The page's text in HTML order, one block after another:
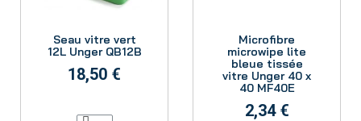
Seau vitre vert
12L Unger QB12B
18,50 €
Microfibre
microwipe lite
bleue tissée
vitre Unger 40 x
40 MF40E
2,34 €